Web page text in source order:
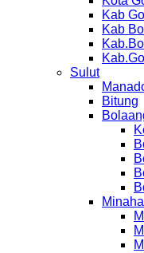
Kab
Kab
Sulut
Bitung